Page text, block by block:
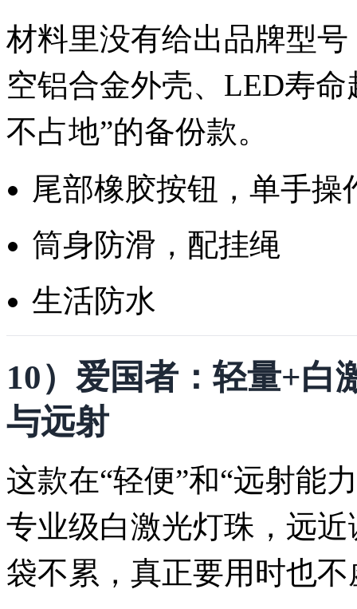
材料里没有给出品牌型
空铝合金外壳、LED寿
不占地”的备份款。
尾部橡胶按钮，单手操
筒身防滑，配挂绳
生活防水
10）爱国者：轻量+白
与远射
这款在“轻便”和“远射能
专业级白激光灯珠，远
袋不累，真正要用时也不